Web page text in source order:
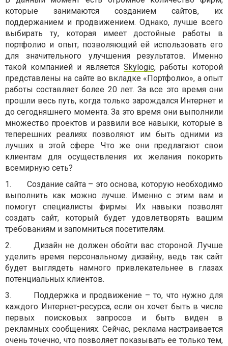
которые занимаются созданием сайтов, их
поддержанием и продвижением. Однако, лучше всего
выбирать ту, которая имеет достойные работы в
портфолио и опыт, позволяющий ей использовать его
для значительного улучшения результатов. Именно
такой компанией и является Skylogic, работы которой
представлены на сайте во вкладке «Портфолио», а опыт
работы составляет более 20 лет. За все это время они
прошли весь путь, когда только зарождался Интернет и
до сегодняшнего момента. За это время они выполнили
множество проектов и развили все навыки, которые в
теперешних реалиях позволяют им быть одними из
лучших в этой сфере. Что же они предлагают свои
клиентам для осуществления их желания покорить
всемирную сеть?
1.
Создание сайта – это основа, которую необходимо
выполнить как можно лучше. Именно с этим вам и
помогут специалисты фирмы. Их навыки позволят
создать сайт, который будет удовлетворять вашим
требованиям и запомниться посетителям.
2.
Дизайн не должен обойти вас стороной. Лучше
уделить время персональному дизайну, ведь так сайт
будет выглядеть намного привлекательнее в глазах
потенциальных клиентов.
3.
Поддержка и продвижение – то, что нужно для
каждого Интернет-ресурса, если он хочет быть в числе
первых поисковых запросов и быть виден в
рекламных сообщениях. Сейчас, реклама настраивается
очень точечно, что позволяет показывать ее только тем,